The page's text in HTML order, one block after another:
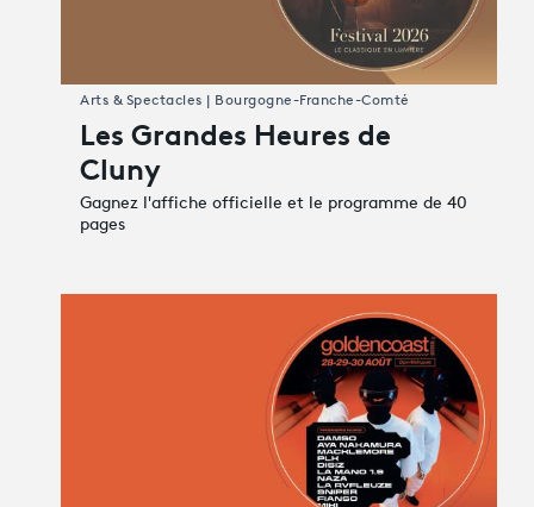
Les Grandes Heures de
Cluny
Gagnez l'affiche officielle et le programme de 40
pages
Arts & Spectacles | Bourgogne-Franche-Comté